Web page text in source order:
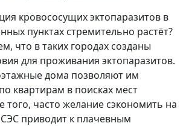
кровососущих эктопаразитов в
пунктах стремительно растёт?
что в таких городах созданы
для проживания эктопаразитов.
дома позволяют им
квартирам в поисках мест
того, часто желание сэкономить на
СЭС приводит к плачевным